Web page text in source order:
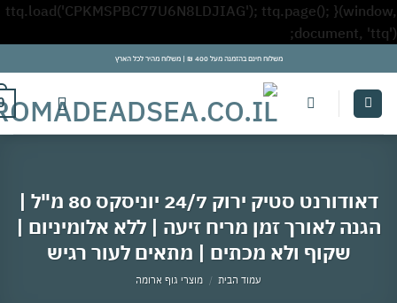
ttq.load('CPKMSPBC77U6N8LDJIAG'); ttq.page();
document,
Skip
content
משלוח חינם בהזמנה מעל 400 ₪ | משלוח מהיר לכל הארץ
0
דאודורנט סטיק ירוק 24/7 יוניסקס 80 מ"ל |
לאורך זמן מריח זיעה | ללא אלומיניום |
שקוף ולא מכתים | מתאים לעור רגיש
עמוד הבית / מוצרי גוף ארומה